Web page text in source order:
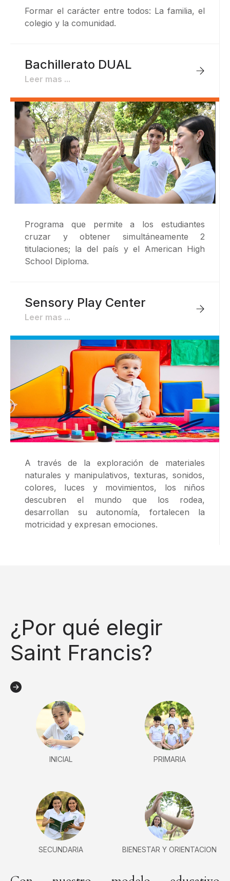
Formar el carácter entre todos: La familia, el
colegio y la comunidad.
Bachillerato DUAL
Leer mas ...
Programa que permite a los estudiantes
cruzar y obtener simultáneamente 2
titulaciones; la del país y el American High
School Diploma.
Sensory Play Center
Leer mas ...
A través de la exploración de materiales
naturales y manipulativos, texturas, sonidos,
colores, luces y movimientos, los niños
descubren el mundo que los rodea,
desarrollan su autonomía, fortalecen la
motricidad y expresan emociones.
¿Por qué elegir
Saint Francis?
INICIAL PRIMARIA
SECUNDARIA BIENESTAR Y ORIENTACION